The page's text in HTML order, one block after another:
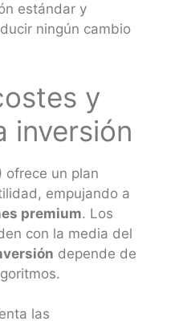
estándar y
ningún cambio
y
inversión
ofrece un plan
empujando a
premium. Los
con la media del
depende de
las